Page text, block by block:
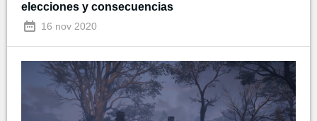
elecciones y consecuencias
16 nov 2020